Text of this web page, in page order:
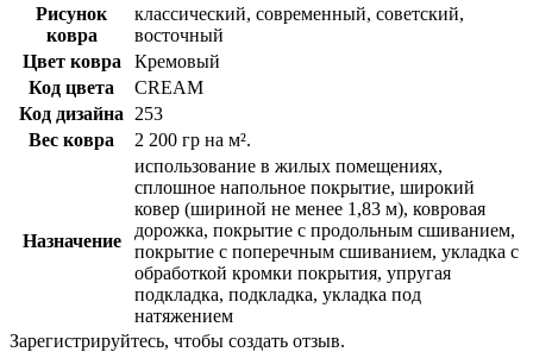
Рисунок
ковра
классический, современный, советский,
восточный
Цвет ковра
Кремовый
Код цвета
CREAM
Код дизайна
253
Вес ковра
2 200 гр на м².
Назначение
использование в жилых помещениях,
сплошное напольное покрытие, широкий
ковер (шириной не менее 1,83 м), ковровая
дорожка, покрытие с продольным сшиванием,
покрытие с поперечным сшиванием, укладка с
обработкой кромки покрытия, упругая
подкладка, подкладка, укладка под
натяжением
Зарегистрируйтесь, чтобы создать отзыв.